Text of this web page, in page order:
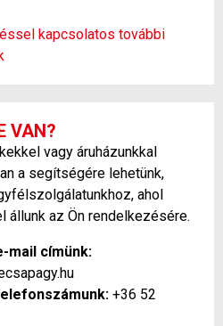
kapcsolatos további
VAN?
vagy áruházunkkal
a segítségére lehetünk,
ahol
állunk az Ön rendelkezésére.
mail címünk:
+36 52